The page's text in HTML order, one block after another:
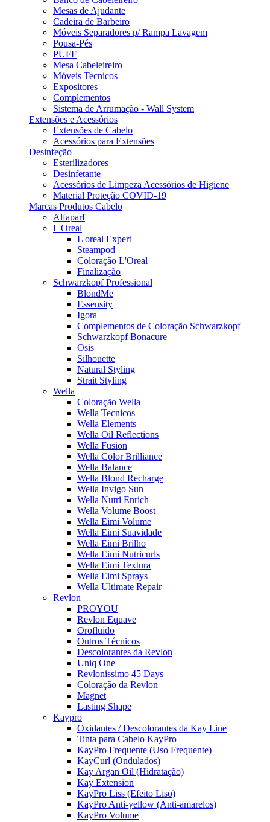
Mesas de Ajudante
Cadeira de Barbeiro
Móveis Separadores p/ Rampa Lavagem
Pousa-Pés
PUFF
Mesa Cabeleireiro
Móveis Tecnicos
Expositores
Complementos
Sistema de Arrumação - Wall System
Extensões e Acessórios
Extensões de Cabelo
Acessórios para Extensões
Desinfeção
Esterilizadores
Desinfetante
Acessórios de Limpeza Acessórios de Higiene
Material Proteção COVID-19
Marcas Produtos Cabelo
Alfaparf
L'Oreal
L'oreal Expert
Steampod
Coloração L'Oreal
Finalização
Schwarzkopf Professional
BlondMe
Essensity
Igora
Complementos de Coloração Schwarzkopf
Schwarzkopf Bonacure
Osis
Silhouette
Natural Styling
Strait Styling
Wella
Coloração Wella
Wella Tecnicos
Wella Elements
Wella Oil Reflections
Wella Fusion
Wella Color Brilliance
Wella Balance
Wella Blond Recharge
Wella Invigo Sun
Wella Nutri Enrich
Wella Volume Boost
Wella Eimi Volume
Wella Eimi Suavidade
Wella Eimi Brilho
Wella Eimi Nutricurls
Wella Eimi Textura
Wella Eimi Sprays
Wella Ultimate Repair
Revlon
PROYOU
Revlon Equave
Orofluido
Outros Técnicos
Descolorantes da Revlon
Uniq One
Revlonissimo 45 Days
Coloração da Revlon
Magnet
Lasting Shape
Kaypro
Oxidantes / Descolorantes da Kay Line
Tinta para Cabelo KayPro
KayPro Frequente (Uso Frequente)
KayCurl (Ondulados)
Kay Argan Oil (Hidratação)
Kay Extension
KayPro Liss (Efeito Liso)
KayPro Anti-yellow (Anti-amarelos)
KayPro Volume